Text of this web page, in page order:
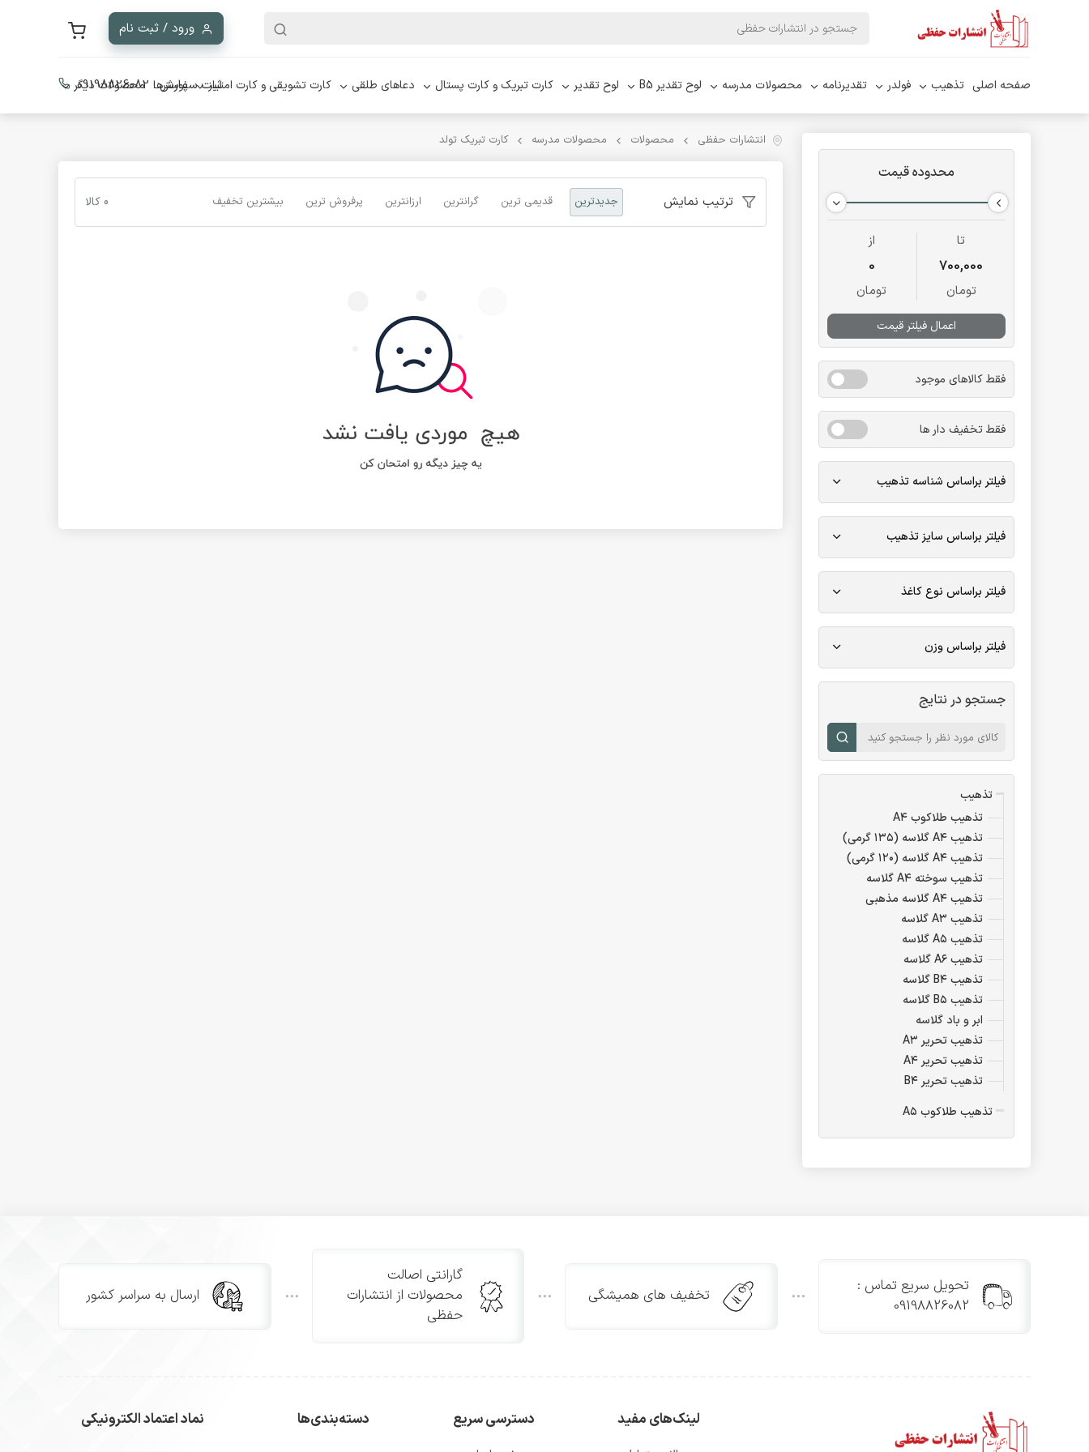
ورود / ثبت نام
صفحه اصلی تذهیب فولدر تقدیرنامه محصولات مدرسه لوح تقدیر B5 لوح تقدیر کارت تبریک و کارت پستال دعاهای طلقی کارت تشویقی و کارت امتیاز پوسترها محصولات دیگر ثبت سفارش : 09198826082
محدوده قیمت
تا
700,000
تومان
از
0
تومان
اعمال فیلتر قیمت
فقط کالاهای موجود
فقط تخفیف دار ها
فیلتر براساس شناسه تذهیب
فیلتر براساس سایز تذهیب
فیلتر براساس نوع کاغذ
فیلتر براساس وزن
جستجو در نتایج
تذهیب
تذهیب طلاکوب A۴
تذهیب A۴ گلاسه (۱۳۵ گرمی)
تذهیب A۴ گلاسه (۱۲۰ گرمی)
تذهیب سوخته A۴ گلاسه
تذهیب A۴ گلاسه مذهبی
تذهیب A۳ گلاسه
تذهیب A۵ گلاسه
تذهیب A۶ گلاسه
تذهیب B۴ گلاسه
تذهیب B۵ گلاسه
ابر و باد گلاسه
تذهیب تحریر A۳
تذهیب تحریر A۴
تذهیب تحریر B۴
تذهیب طلاکوب A۵
تقدیرنامه
تقدیرنامه مدرسه تاشو
تقدیرنامه جشن عبادت
انتشارات حفظی محصولات محصولات مدرسه کارت تبریک تولد
ترتیب نمایش جدیدترین قدیمی ترین گرانترین ارزانترین پرفروش ترین بیشترین تخفیف 0 کالا
تحویل سریع تماس :
09198826082
تخفیف های همیشگی
گارانتی اصالت
محصولات از انتشارات
حفظی
ارسال به سراسر کشور
لینک‌های مفید دسترسی سریع دسته‌بندی‌ها نماد اعتماد الکترونیکی